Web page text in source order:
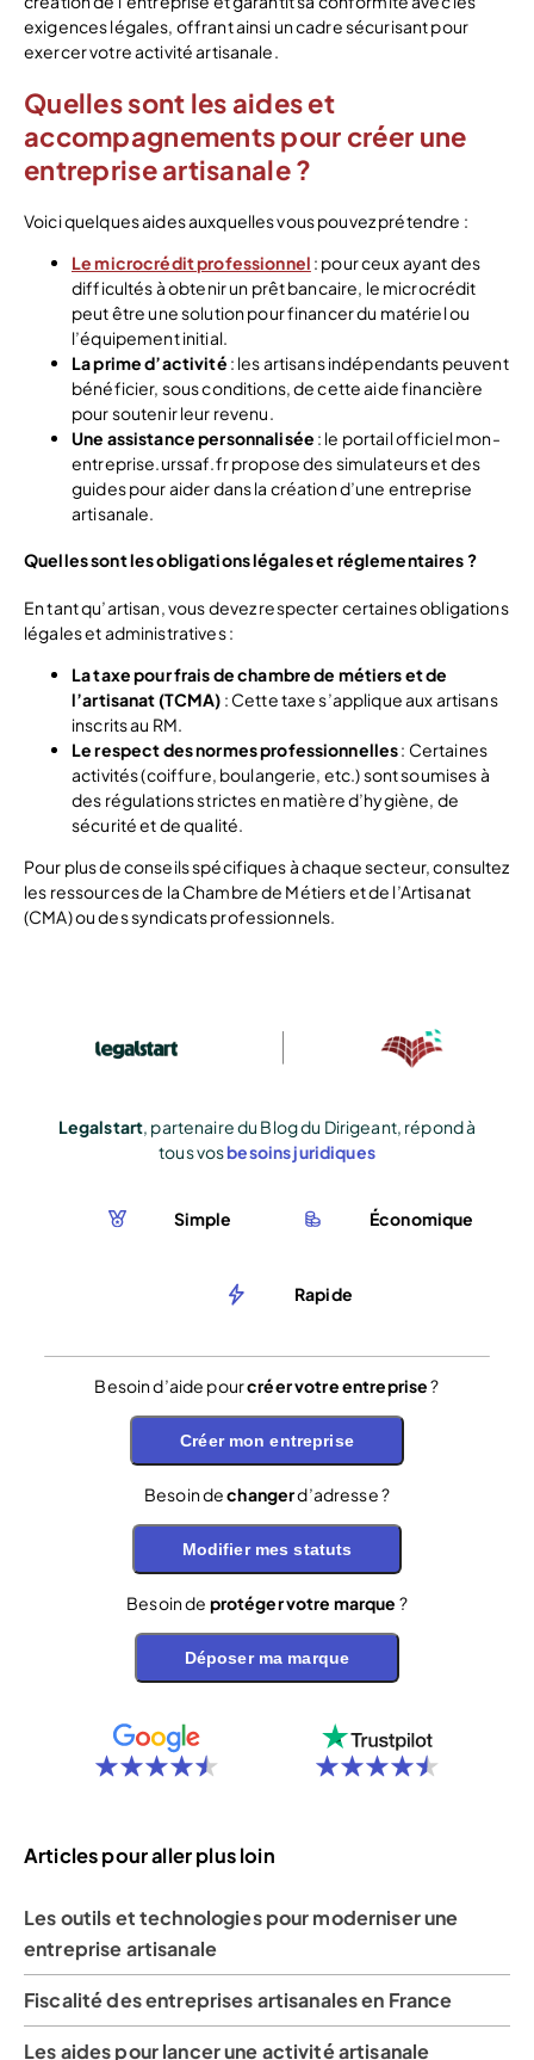
exigences légales, offrant ainsi un cadre sécurisant pour
exercer votre activité artisanale.
Quelles sont les aides et
accompagnements pour créer une
entreprise artisanale ?
Voici quelques aides auxquelles vous pouvez prétendre :
Le microcrédit professionnel : pour ceux ayant des
difficultés à obtenir un prêt bancaire, le microcrédit
peut être une solution pour financer du matériel ou
l’équipement initial.
La prime d’activité : les artisans indépendants peuvent
bénéficier, sous conditions, de cette aide financière
pour soutenir leur revenu.
Une assistance personnalisée : le portail officiel mon-
entreprise.urssaf.fr propose des simulateurs et des
guides pour aider dans la création d’une entreprise
artisanale.
Quelles sont les obligations légales et réglementaires ?
En tant qu’artisan, vous devez respecter certaines obligations
légales et administratives :
La taxe pour frais de chambre de métiers et de
l’artisanat (TCMA) : Cette taxe s’applique aux artisans
inscrits au RM.
Le respect des normes professionnelles: Certaines
activités (coiffure, boulangerie, etc.) sont soumises à
des régulations strictes en matière d’hygiène, de
sécurité et de qualité.
Pour plus de conseils spécifiques à chaque secteur, consultez
les ressources de la Chambre de Métiers et de l’Artisanat
(CMA) ou des syndicats professionnels.
Legalstart, partenaire du Blog du Dirigeant, répond à
tous vosbesoins juridiques
Simple Économique
Rapide
Besoin d’aide pourcréer votre entreprise?
Créer mon entreprise
Besoin dechangerd’adresse ?
Modifier mes statuts
Besoin de protéger votre marque ?
Déposer ma marque
Articles pour aller plus loin
Les outils et technologies pour moderniser une
entreprise artisanale
Fiscalité des entreprises artisanales en France
Les aides pour lancer une activité artisanale